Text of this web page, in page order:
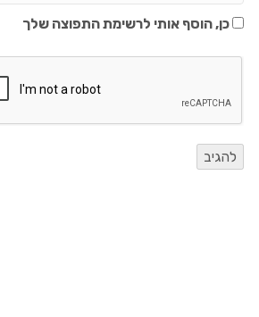
כן, הוסף אותי לרשימת התפוצה שלך